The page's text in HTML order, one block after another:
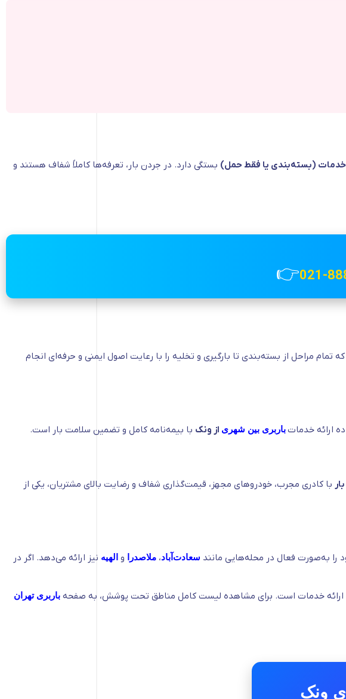
خدمات (بسته‌بندی یا فقط حمل) بستگی دارد. در جردن بار، تعرفه‌ها کاملاً شفاف هستند و
👉
مراحل از بسته‌بندی تا بارگیری و تخلیه را با رعایت اصول ایمنی و حرفه‌ای انجام
ارائه خدماتباربری بین شهری از ونک با بیمه‌نامه کامل و تضمین سلامت بار است.
با کادری مجرب، خودروهای مجهز، قیمت‌گذاری شفاف و رضایت بالای مشتریان، یکی از
را به‌صورت فعال در محله‌هایی مانند سعادت‌آباد، ملاصدرا و الهیه نیز ارائه می‌دهد. اگر در
ارائه خدمات است. برای مشاهده لیست کامل مناطق تحت پوشش، به صفحه باربری تهران
ونک